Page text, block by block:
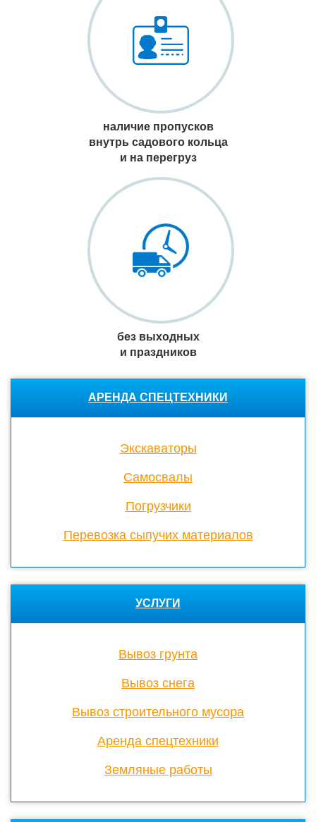
наличие пропусков
внутрь садового кольца
и на перегруз
без выходных
и праздников
АРЕНДА СПЕЦТЕХНИКИ
Экскаваторы
Cамосвалы
Погрузчики
Перевозка сыпучих материалов
УСЛУГИ
Вывоз грунта
Вывоз снега
Вывоз строительного мусора
Аренда спецтехники
Земляные работы